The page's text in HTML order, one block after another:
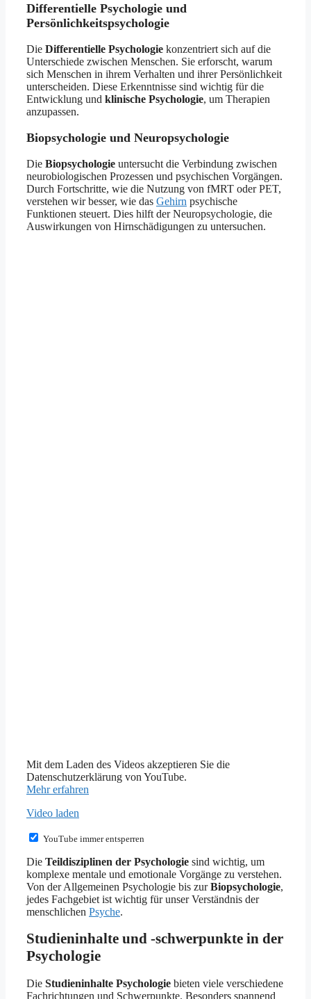
Differentielle Psychologie und
Persönlichkeitspsychologie
Die Differentielle Psychologie konzentriert sich auf die
Unterschiede zwischen Menschen. Sie erforscht, warum
sich Menschen in ihrem Verhalten und ihrer Persönlichkeit
unterscheiden. Diese Erkenntnisse sind wichtig für die
Entwicklung und klinische Psychologie, um Therapien
anzupassen.
Biopsychologie und Neuropsychologie
Die Biopsychologie untersucht die Verbindung zwischen
neurobiologischen Prozessen und psychischen Vorgängen.
Durch Fortschritte, wie die Nutzung von fMRT oder PET,
verstehen wir besser, wie das Gehirn psychische
Funktionen steuert. Dies hilft der Neuropsychologie, die
Auswirkungen von Hirnschädigungen zu untersuchen.
Mit dem Laden des Videos akzeptieren Sie die
Datenschutzerklärung von YouTube.
Mehr erfahren
Video laden
YouTube immer entsperren
Die Teildisziplinen der Psychologie sind wichtig, um
komplexe mentale und emotionale Vorgänge zu verstehen.
Von der Allgemeinen Psychologie bis zurBiopsychologie,
jedes Fachgebiet ist wichtig für unser Verständnis der
menschlichen Psyche.
Studieninhalte und -schwerpunkte in der
Psychologie
Die Studieninhalte Psychologie bieten viele verschiedene
Fachrichtungen und Schwerpunkte. Besonders spannend